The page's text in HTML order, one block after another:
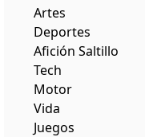
Artes
Deportes
Afición Saltillo
Tech
Motor
Vida
Juegos